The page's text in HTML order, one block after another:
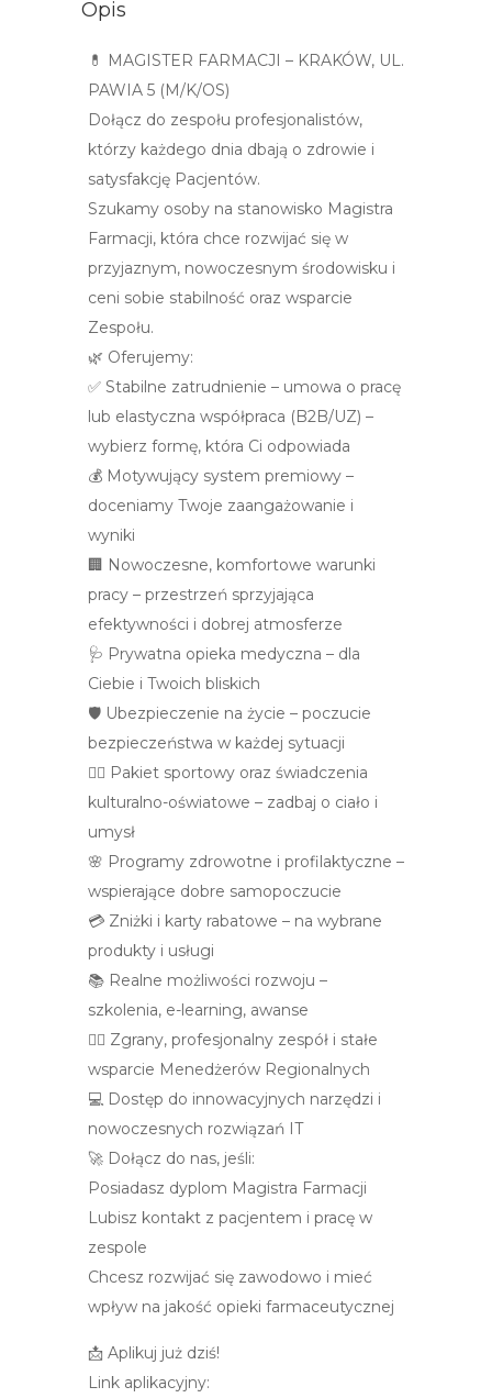
Opis
💊 MAGISTER FARMACJI – KRAKÓW, UL.
PAWIA 5 (M/K/OS)
Dołącz do zespołu profesjonalistów,
którzy każdego dnia dbają o zdrowie i
satysfakcję Pacjentów.
Szukamy osoby na stanowisko Magistra
Farmacji, która chce rozwijać się w
przyjaznym, nowoczesnym środowisku i
ceni sobie stabilność oraz wsparcie
Zespołu.
🌿 Oferujemy:
✅ Stabilne zatrudnienie – umowa o pracę
lub elastyczna współpraca (B2B/UZ) –
wybierz formę, która Ci odpowiada
💰 Motywujący system premiowy –
doceniamy Twoje zaangażowanie i
wyniki
🏢 Nowoczesne, komfortowe warunki
pracy – przestrzeń sprzyjająca
efektywności i dobrej atmosferze
🩺 Prywatna opieka medyczna – dla
Ciebie i Twoich bliskich
🛡️ Ubezpieczenie na życie – poczucie
bezpieczeństwa w każdej sytuacji
🏃‍♀️ Pakiet sportowy oraz świadczenia
kulturalno-oświatowe – zadbaj o ciało i
umysł
🌸 Programy zdrowotne i profilaktyczne –
wspierające dobre samopoczucie
💳 Zniżki i karty rabatowe – na wybrane
produkty i usługi
📚 Realne możliwości rozwoju –
szkolenia, e-learning, awanse
👩‍⚕️ Zgrany, profesjonalny zespół i stałe
wsparcie Menedżerów Regionalnych
💻 Dostęp do innowacyjnych narzędzi i
nowoczesnych rozwiązań IT
🚀 Dołącz do nas, jeśli:
Posiadasz dyplom Magistra Farmacji
Lubisz kontakt z pacjentem i pracę w
zespole
Chcesz rozwijać się zawodowo i mieć
wpływ na jakość opieki farmaceutycznej
📩 Aplikuj już dziś!
Link aplikacyjny: